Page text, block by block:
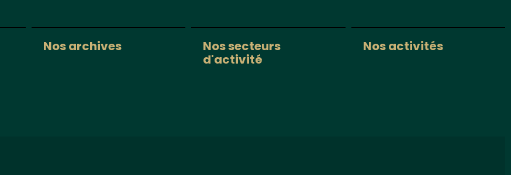
Nos archives
Nos secteurs
d'activité
Nos activités